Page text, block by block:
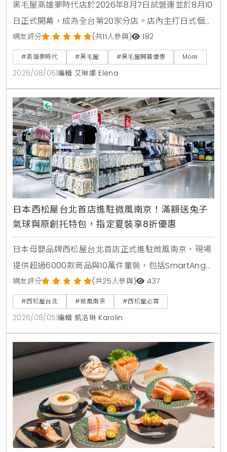
黑毛屋高雄夢時代店於2026年8月7日試營運並於8月10
日正式開幕，成為全台第20家分店。店內主打日式個人
鍋物套餐380元起，並推出夏季限定番茄鍋。歡慶新店
開張，黑毛屋聯名On the Road推出青森蘋果義式手工
冰淇淋，開幕期間更祭出追蹤官方社群免費送伊比利豬
與消費滿額送冰淇淋等多重優惠。
網友評分 (共11人參與) 182
#高雄夢時代 #黑毛屋 #黑毛屋開幕優惠 More
2026/08/06 編輯 艾琳娜 Elena
日本西松屋台北首店進駐微風南京！滿額送兔子
氣球與原創托特包，指定夏裝享8折優惠
日本母嬰品牌西松屋台北首店正式進駐微風南京，現場
提供超過6000款商品與10萬件童裝，包括SmartAngel
褲型紙尿褲、包屁衣與熱銷安撫玩具。慶祝開幕推出全
館消費禮與指定夏裝8折優惠，打造台北家長一站式育
兒購物指南。
網友評分 (共25人參與) 437
#西松屋台北 #微風南京 #西松屋必買
2026/08/05 編輯 凱洛琳 Karolin